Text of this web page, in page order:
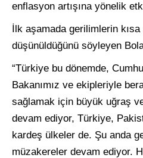
enflasyon artışına yönelik
İlk aşamada gerilimlerin
düşünüldüğünü söyleyen
“Türkiye bu dönemde,
Bakanımız ve ekipleriyle
sağlamak için büyük uğraş
devam ediyor, Türkiye,
kardeş ülkeler de. Şu anda
müzakereler devam ediyor.